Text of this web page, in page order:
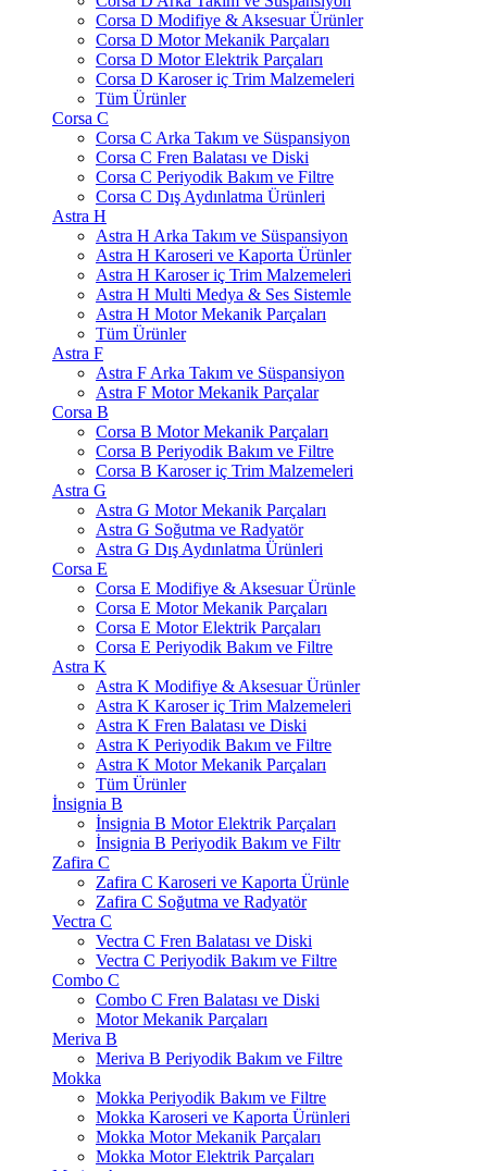
Corsa D Modifiye & Aksesuar Ürünler
Corsa D Motor Mekanik Parçaları
Corsa D Motor Elektrik Parçaları
Corsa D Karoser iç Trim Malzemeleri
Tüm Ürünler
Corsa C
Corsa C Arka Takım ve Süspansiyon
Corsa C Fren Balatası ve Diski
Corsa C Periyodik Bakım ve Filtre
Corsa C Dış Aydınlatma Ürünleri
Astra H
Astra H Arka Takım ve Süspansiyon
Astra H Karoseri ve Kaporta Ürünler
Astra H Karoser iç Trim Malzemeleri
Astra H Multi Medya & Ses Sistemle
Astra H Motor Mekanik Parçaları
Tüm Ürünler
Astra F
Astra F Arka Takım ve Süspansiyon
Astra F Motor Mekanik Parçalar
Corsa B
Corsa B Motor Mekanik Parçaları
Corsa B Periyodik Bakım ve Filtre
Corsa B Karoser iç Trim Malzemeleri
Astra G
Astra G Motor Mekanik Parçaları
Astra G Soğutma ve Radyatör
Astra G Dış Aydınlatma Ürünleri
Corsa E
Corsa E Modifiye & Aksesuar Ürünle
Corsa E Motor Mekanik Parçaları
Corsa E Motor Elektrik Parçaları
Corsa E Periyodik Bakım ve Filtre
Astra K
Astra K Modifiye & Aksesuar Ürünler
Astra K Karoser iç Trim Malzemeleri
Astra K Fren Balatası ve Diski
Astra K Periyodik Bakım ve Filtre
Astra K Motor Mekanik Parçaları
Tüm Ürünler
İnsignia B
İnsignia B Motor Elektrik Parçaları
İnsignia B Periyodik Bakım ve Filtr
Zafira C
Zafira C Karoseri ve Kaporta Ürünle
Zafira C Soğutma ve Radyatör
Vectra C
Vectra C Fren Balatası ve Diski
Vectra C Periyodik Bakım ve Filtre
Combo C
Combo C Fren Balatası ve Diski
Motor Mekanik Parçaları
Meriva B
Meriva B Periyodik Bakım ve Filtre
Mokka
Mokka Periyodik Bakım ve Filtre
Mokka Karoseri ve Kaporta Ürünleri
Mokka Motor Mekanik Parçaları
Mokka Motor Elektrik Parçaları